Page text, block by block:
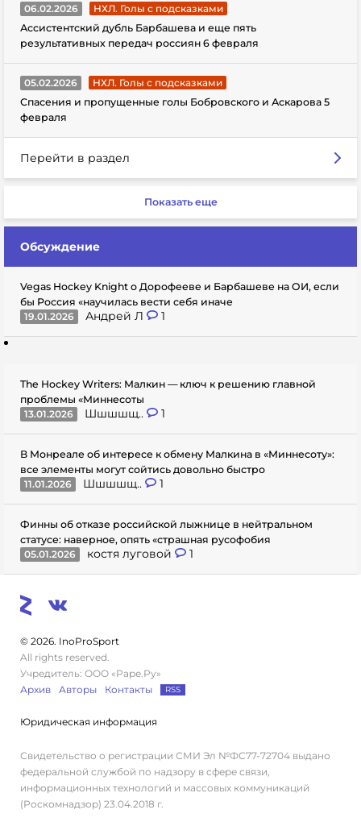
06.02.2026
НХЛ. Голы с подсказками
Ассистентский дубль Барбашева и еще пять
результативных передач россиян 6 февраля
05.02.2026
НХЛ. Голы с подсказками
Спасения и пропущенные голы Бобровского и Аскарова 5
февраля
Перейти в раздел
Показать еще
Обсуждение
Vegas Hockey Knight о Дорофееве и Барбашеве на ОИ, если
бы Россия «научилась вести себя иначе
19.01.2026
Андрей Л 1
The Hockey Writers: Малкин — ключ к решению главной
проблемы «Миннесоты
13.01.2026
Шшшшщ.. 1
В Монреале об интересе к обмену Малкина в «Миннесоту»:
все элементы могут сойтись довольно быстро
11.01.2026
Шшшшщ.. 1
Финны об отказе российской лыжнице в нейтральном
статусе: наверное, опять «страшная русофобия
05.01.2026
костя луговой 1
© 2026. InoProSport
All rights reserved.
Учредитель: ООО «Раре.Ру»
Архив
Авторы Контакты RSS
Юридическая информация
Свидетельство о регистрации СМИ Эл №ФС77-72704 выдано
федеральной службой по надзору в сфере связи,
информационных технологий и массовых коммуникаций
(Роскомнадзор) 23.04.2018 г.